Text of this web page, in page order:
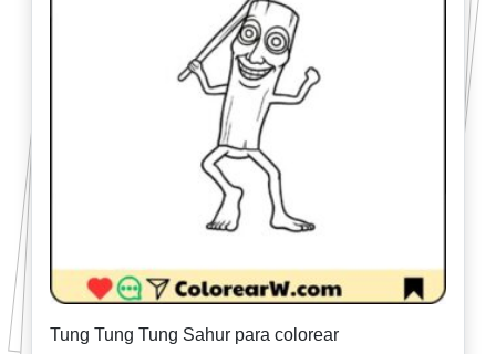
Tung Tung Tung Sahur para colorear